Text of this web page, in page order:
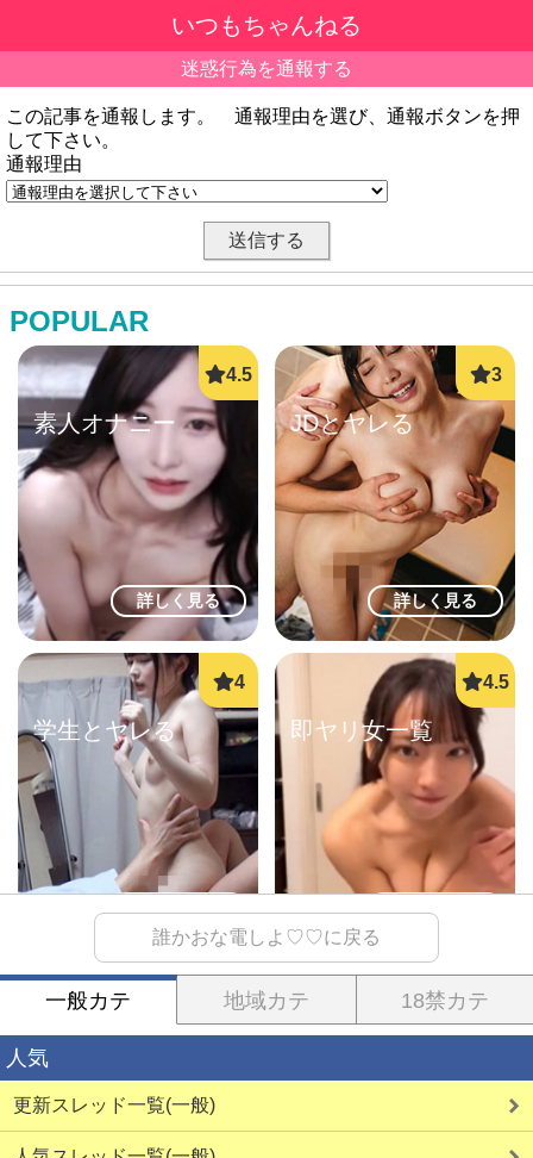
いつもちゃんねる
迷惑行為を通報する
この記事を通報します。 通報理由を選び、通報ボタンを押
して下さい。
通報理由
POPULAR
詳しく見る
素人オナニー
詳しく見る
JDとヤレる
学生とヤレる 即ヤリ女一覧
熟女ド近所H ご近所即ヤリ
誰かおな電しよ♡♡に戻る
一般カテ 地域カテ 18禁カテ
人気
更新スレッド一覧(一般)